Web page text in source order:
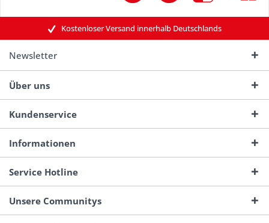
Kostenloser Versand innerhalb Deutschlands
Newsletter
Über uns
Kundenservice
Informationen
Service Hotline
Unsere Communitys